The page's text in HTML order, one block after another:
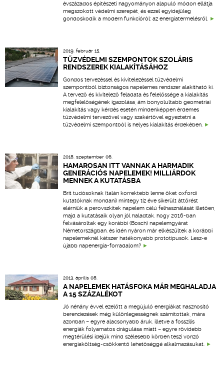
évszázados építészeti hagyományon alapuló módon ellátja
megszokott védelmi szerepét, és ezzel egyidejűleg
gondoskodik a modern funkcióról: az energiatermelésről.
2019. február 15.
TŰZVÉDELMI SZEMPONTOK SZOLÁRIS
RENDSZEREK KIALAKÍTÁSÁHOZ
Gondos tervezéssel és kivitelezéssel tűzvédelmi
szempontból biztonságos napelemes rendszer alakítható ki.
A tervező és kivitelező feladata és felelőssége a kialakítás
megfelelőségének igazolása, ám bonyolultabb geometriai
kialakítás vagy kérdés esetén mindenképpen érdemes
tűzvédelmi tervezővel vagy szakértővel egyeztetni a
tűzvédelmi szempontból is helyes kialakítás érdekében.
2018. szeptember 06.
HAMAROSAN ITT VANNAK A HARMADIK
GENERÁCIÓS NAPELEMEK! MILLIÁRDOK
MENNEK A KUTATÁSBA
Brit tudósoknak (talán korrektebb lenne őket oxfordi
kutatóknak mondani) mintegy tíz éve sikerült áttörést
elérniük a perovszkitek napelem célú felhasználását illetően,
majd a kutatásaik olyan jól haladtak, hogy 2016-ban
felvásároltak egy korábbi (Bosch) napelemgyárat
Németországban, és idén nyáron már elkészültek a korábbi
napelemeknél kétszer hatékonyabb prototípusok. Lesz-e
újabb napenergia-forradalom?
2013. április 08.
A NAPELEMEK HATÁSFOKA MÁR MEGHALADJA
A 15 SZÁZALÉKOT
Jó néhány évvel ezelőtt a megújuló energiákat hasznosító
berendezések még különlegességnek számítottak, mára
azonban – egyre alacsonyabb áruk, illetve a fosszilis
energiák folyamatos drágulása miatt – egyre rövidebb
megtérülési idejük mind szélesebb körben teszi vonzó
energiaköltség-csökkentő lehetőséggé alkalmazásukat.